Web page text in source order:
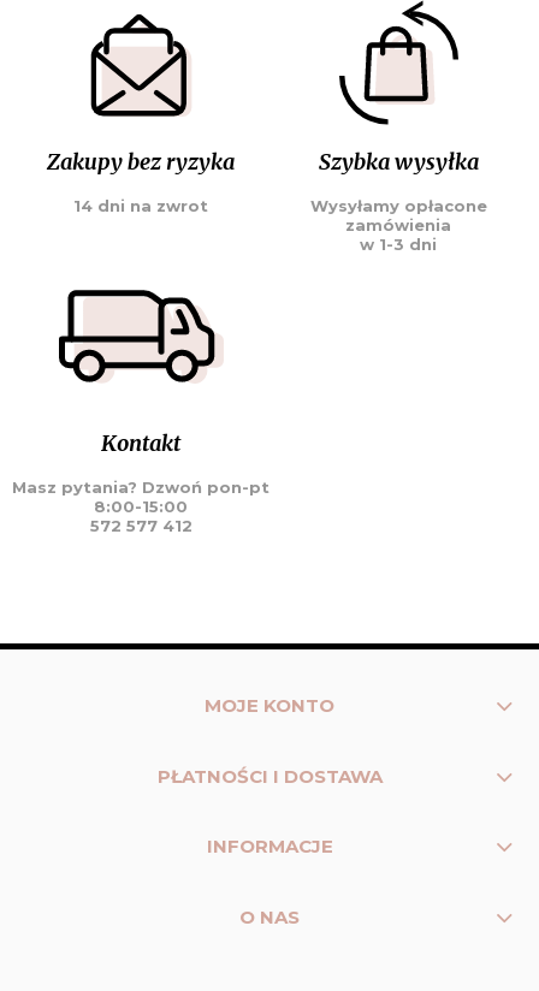
Zakupy bez ryzyka
14 dni na zwrot
Szybka wysyłka
Wysyłamy opłacone
zamówienia
w 1-3 dni
Kontakt
Masz pytania? Dzwoń pon-pt
8:00-15:00
572 577 412
MOJE KONTO
PŁATNOŚCI I DOSTAWA
INFORMACJE
O NAS